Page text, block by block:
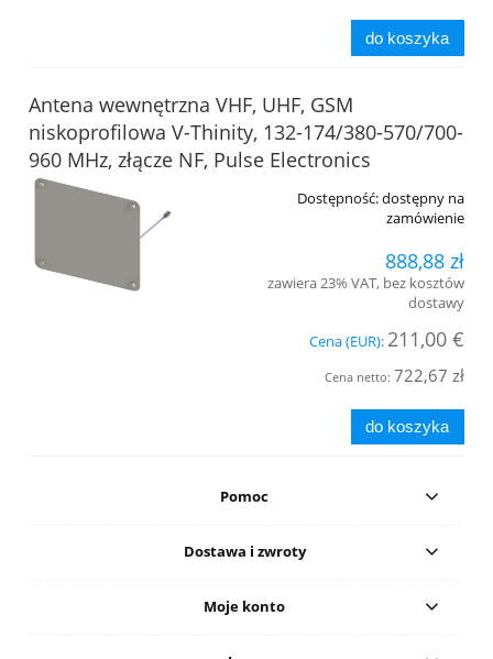
do koszyka
Antena wewnętrzna VHF, UHF, GSM
niskoprofilowa V-Thinity, 132-174/380-570/700-
960 MHz, złącze NF, Pulse Electronics
Dostępność:dostępny na
zamówienie
888,88 zł
zawiera 23% VAT, bez kosztów
dostawy
Cena (EUR): 211,00 €
Cena netto: 722,67 zł
do koszyka
Pomoc
Dostawa i zwroty
Moje konto